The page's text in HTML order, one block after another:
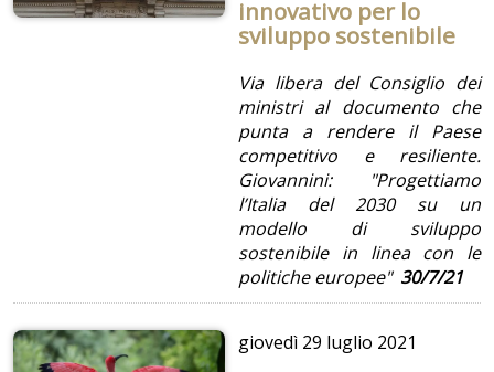
innovativo per lo
sviluppo sostenibile
Via libera del Consiglio dei
ministri al documento che
punta a rendere il Paese
competitivo e resiliente.
Giovannini: "Progettiamo
l’Italia del 2030 su un
modello di sviluppo
sostenibile in linea con le
politiche europee" 30/7/21
giovedì 29 luglio 2021